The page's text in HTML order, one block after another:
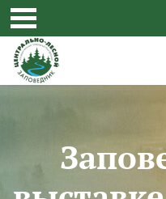
Перейти к основному